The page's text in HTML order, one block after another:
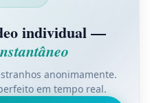
individual —
anonimamente.
em tempo real.